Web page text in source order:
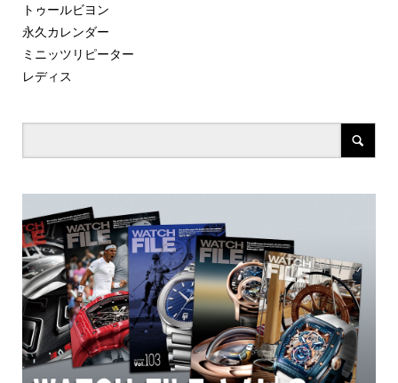
トゥールビヨン
永久カレンダー
ミニッツリピーター
レディス